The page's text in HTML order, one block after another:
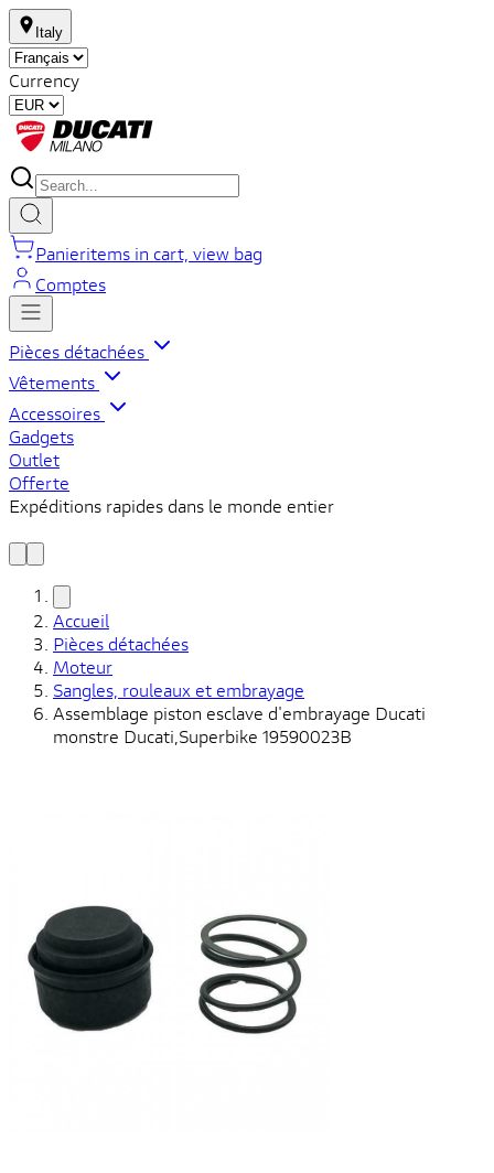
Italy
Currency
Panieritems in cart, view bag
Comptes
Pièces détachées
Vêtements
Accessoires
Gadgets
Outlet
Offerte
Expéditions rapides dans le monde entier
Accueil
Pièces détachées
Moteur
Sangles, rouleaux et embrayage
Assemblage piston esclave d'embrayage Ducati
monstre Ducati,Superbike 19590023B